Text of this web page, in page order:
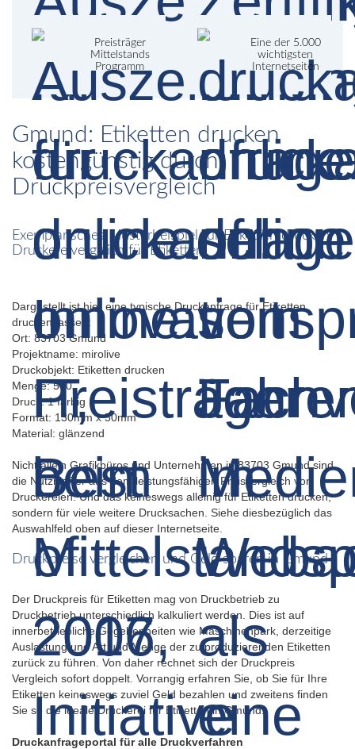
Preisträger
Mittelstands
Programm
Eine der 5.000
wichtigsten
Internetseiten
Gmund: Etiketten drucken
kostengünstig durch
Druckpreisvergleich
Exemplarisches Musterbeispiel für Etiketten drucken:
Druckereivergleich für Etiketten
Dargestellt ist hier eine typische Druckanfrage für Etiketten
drucken lassen:
Ort: 83703 Gmund
Projektname: mirolive
Druckobjekt: Etiketten drucken
Menge: 500
Druck: 1 farbig
Format: 130mm x 50mm
Material: glänzend
Nicht allein Grafikbüros und Unternehmen in 83703 Gmund sind
die Nutznießer aus dem leistungsfähigen Preisvergleich von
Druckereien. Und das keineswegs alleinig für Etiketten drucken,
sondern für viele weitere Drucksachen. Siehe diesbezüglich das
Auswahlfeld oben auf dieser Internetseite.
Druckpreise vergleichen und Geld sparen in Gmund
Der Druckpreis für Etiketten mag von Druckbetrieb zu
Druckbetrieb unterschiedlich kalkuliert werden. Dies ist auf
innerbetriebliche Gegebenheiten wie Maschinenpark, derzeitige
Auslastung und Art und Menge der zu produzierenden Etiketten
zurück zu führen. Von daher rechnet sich der Druckpreis
Vergleich sofort doppelt. Vorrangig erfahren Sie, ob Sie für Ihre
Etiketten keineswegs zuviel Geld bezahlen und zweitens finden
Sie so die ideale Druckerei für Etiketten in Gmund.
Druckanfrageportal für alle Druckverfahren